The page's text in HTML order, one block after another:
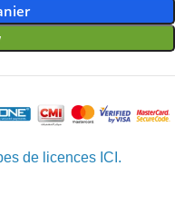
de licences ICI.